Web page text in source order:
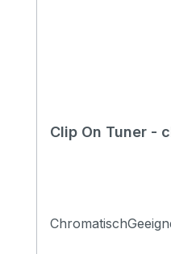
Clip On Tuner -